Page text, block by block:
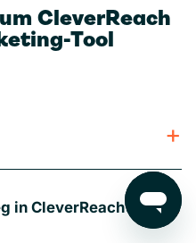
CleverReach
Tool
in CleverReach?